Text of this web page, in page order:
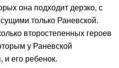
она подходит дерзко, с
только Раневской.
второстепенных героев
у Раневской
и его ребенок.